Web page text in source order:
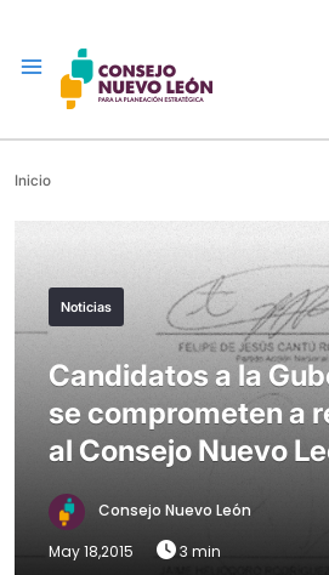
Menu
Inicio
Noticias
Candidatos a la
se comprometen a
al Consejo Nuevo
Consejo Nuevo León
May 18,2015
3 min